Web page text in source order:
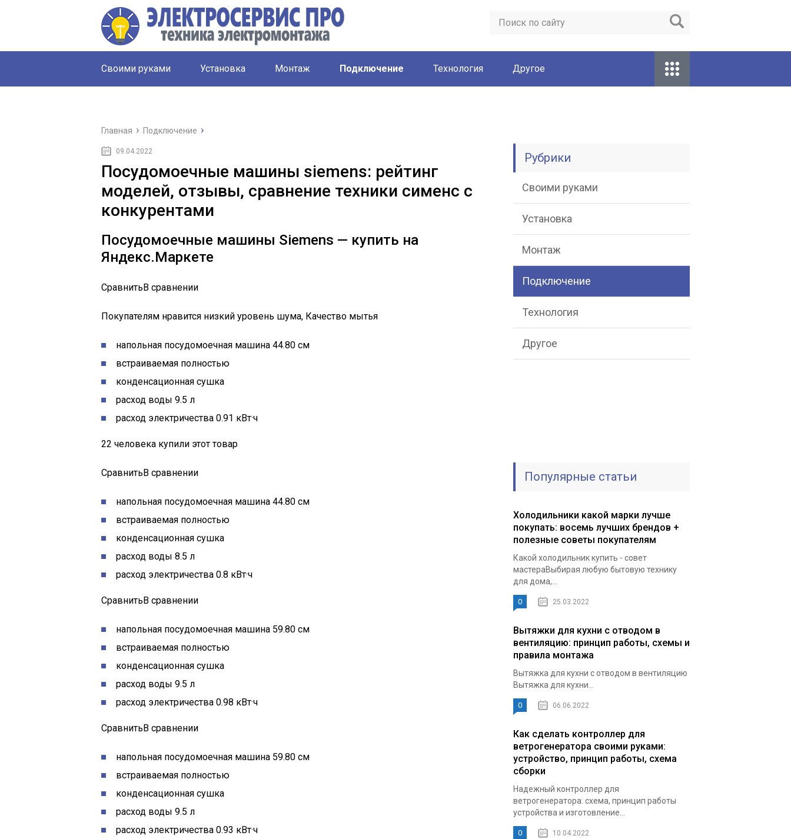
Своими руками Установка Монтаж Подключение Технология Другое
Главная Подключение
09.04.2022
Посудомоечные машины siemens: рейтинг
моделей, отзывы, сравнение техники сименс с
конкурентами
Посудомоечные машины Siemens — купить на
Яндекс.Маркете
СравнитьВ сравнении
Покупателям нравится низкий уровень шума, Качество мытья
напольная посудомоечная машина 44.80 см
встраиваемая полностью
конденсационная сушка
расход воды 9.5 л
расход электричества 0.91 кВт·ч
22 человека купили этот товар
СравнитьВ сравнении
напольная посудомоечная машина 44.80 см
встраиваемая полностью
конденсационная сушка
расход воды 8.5 л
расход электричества 0.8 кВт·ч
СравнитьВ сравнении
напольная посудомоечная машина 59.80 см
встраиваемая полностью
конденсационная сушка
расход воды 9.5 л
расход электричества 0.98 кВт·ч
СравнитьВ сравнении
напольная посудомоечная машина 59.80 см
встраиваемая полностью
конденсационная сушка
расход воды 9.5 л
расход электричества 0.93 кВт·ч
Рубрики
Своими руками
Установка
Монтаж
Подключение
Технология
Другое
Популярные статьи
Холодильники какой марки лучше
покупать: восемь лучших брендов +
полезные советы покупателям
Какой холодильник купить - совет
мастераВыбирая любую бытовую технику
для дома,...
0 25.03.2022
Вытяжки для кухни с отводом в
вентиляцию: принцип работы, схемы и
правила монтажа
Вытяжка для кухни с отводом в вентиляцию
Вытяжка для кухни...
0 06.06.2022
Как сделать контроллер для
ветрогенератора своими руками:
устройство, принцип работы, схема
сборки
Надежный контроллер для
ветрогенератора: схема, принцип работы
устройства и изготовление...
0 10.04.2022